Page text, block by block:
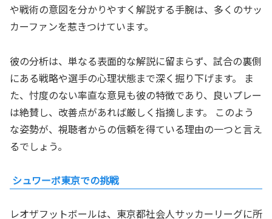
や戦術の意図を分かりやすく解説する手腕は、多くのサッ
カーファンを惹きつけています。
彼の分析は、単なる表面的な解説に留まらず、試合の裏側
にある戦略や選手の心理状態まで深く掘り下げます。 ま
た、忖度のない率直な意見も彼の特徴であり、良いプレー
は絶賛し、改善点があれば厳しく指摘します。 このよう
な姿勢が、視聴者からの信頼を得ている理由の一つと言え
るでしょう。
シュワーボ東京での挑戦
レオザフットボールは、東京都社会人サッカーリーグに所